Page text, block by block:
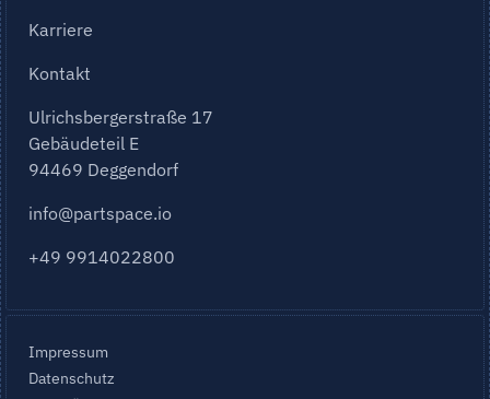
Karriere
Kontakt
Ulrichsbergerstraße 17
Gebäudeteil E
94469 Deggendorf
info@partspace.io
+49 9914022800
Impressum
Datenschutz